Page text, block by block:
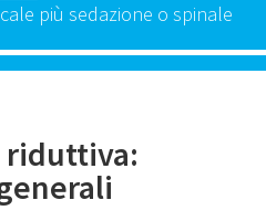
più sedazione o spinale
riduttiva: